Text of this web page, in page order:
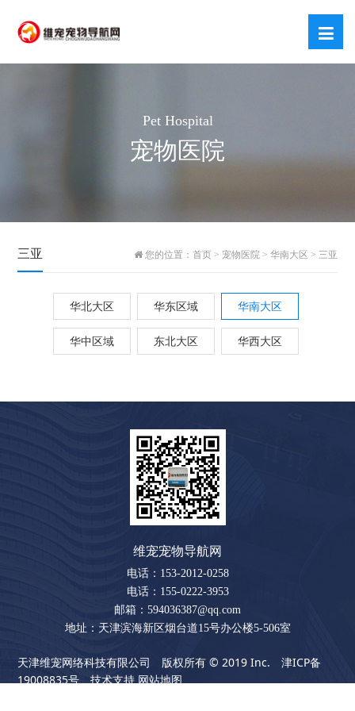
Pet Hospital
宠物医院
三亚 您的位置： 首页> 宠物医院 > 华南大区 > 三亚
华北大区 华东区域 华南大区
华中区域 东北大区 华西大区
维宠宠物导航网
电话：153-2012-0258
电话：155-0222-3953
邮箱：594036387@qq.com
地址：天津滨海新区烟台道15号办公楼5-506室
天津维宠网络科技有限公司 版权所有 © 2019 Inc.
津ICP备
19008835号
技术支持 网站地图